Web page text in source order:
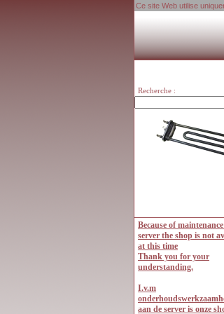
Ce site Web utilise
Recherche :